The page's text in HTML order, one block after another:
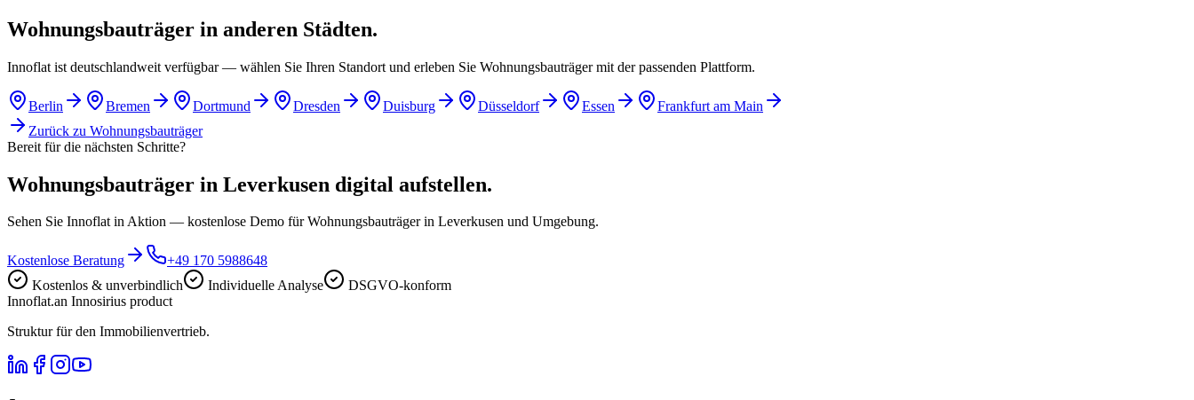
Wohnungsbauträger in anderen Städten.
Innoflat ist deutschlandweit verfügbar — wählen Sie Ihren Standort und erleben Sie Wohnungsbauträger mit der passenden Plattform.
Berlin Bremen Dortmund Dresden Duisburg Düsseldorf Essen
Frankfurt am Main
Zurück zu Wohnungsbauträger
Bereit für die nächsten Schritte?
Wohnungsbauträger in Leverkusen digital aufstellen.
Sehen Sie Innoflat in Aktion — kostenlose Demo für Wohnungsbauträger in Leverkusen und Umgebung.
Kostenlose Beratung
+49 170 5988648
Kostenlos & unverbindlich
Individuelle Analyse
DSGVO-konform
Innoflat.an Innosirius product
Struktur für den Immobilienvertrieb.